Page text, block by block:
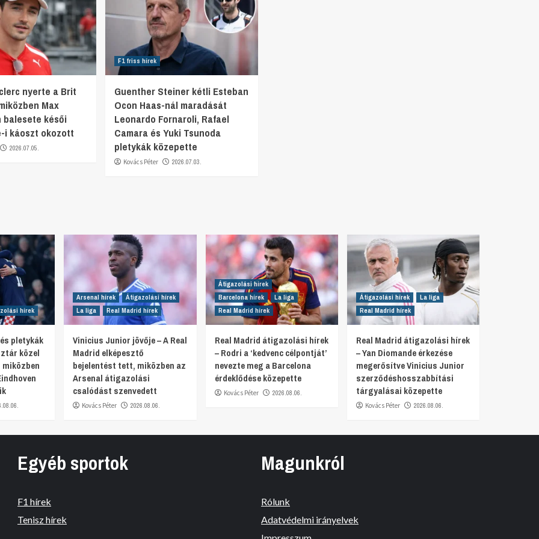
nyerte a Brit
Max
balesete késői
i káoszt okozott
2026.07.05.
F1 friss hírek
Guenther Steiner kétli Esteban
Ocon Haas-nál maradását
Leonardo Fornaroli, Rafael
Camara és Yuki Tsunoda
pletykák közepette
Kovács Péter 2026.07.03.
hírek
pletykák
közel
Arsenal hírek
Átigazolási hírek
La liga
Real Madrid hírek
Vinicius Junior jövője – A Real
Madrid elképesztő
bejelentést tett, miközben az
Arsenal átigazolási
csalódást szenvedett
Kovács Péter 2026.08.06.
Átigazolási hírek
Barcelona hírek
La liga
Real Madrid hírek
Real Madrid átigazolási hírek
– Rodri a ‘kedvenc célpontját’
nevezte meg a Barcelona
érdeklődése közepette
Kovács Péter 2026.08.06.
Átigazolási hírek
La liga
Real Madrid hírek
Real Madrid átigazolási hírek
– Yan Diomande érkezése
megerősítve Vinicius Junior
szerződéshosszabbítási
tárgyalásai közepette
Kovács Péter 2026.08.06.
Egyéb sportok
F1 hírek
Tenisz hírek
Magunkról
Rólunk
Adatvédelmi irányelvek